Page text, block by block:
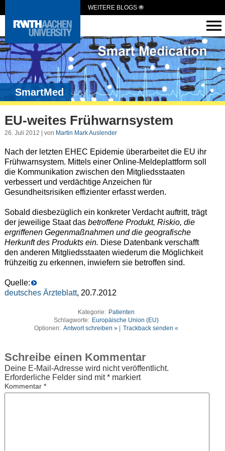
WEITERE BLOGS
SmartMed
EU-weites Frühwarnsystem
26. Juli 2012 | von Martin Mark Auslender
Nach der letzten EHEC Epidemie überarbeitet die EU ihr
Frühwarnsystem. Mittels einer Online-Meldeplattform soll
die Kommunikation zwischen den Mitgliedsstaaten
verbessert und verdächtige Anzeichen für
Gesundheitsrisiken effizienter erfasst werden.
Sobald diesbezüglich ein konkreter Verdacht auftritt, trägt
der jeweilige Staat das betroffene Produkt, Riskio, die
ergriffenen Gegenmaßnahmen und die geografische
Herkunft des Produkts ein. Diese Datenbank verschafft
den anderen Mitgliedsstaaten wiederum die Möglichkeit
frühzeitig zu erkennen, inwiefern sie betroffen sind.
Quelle:
deutsches Ärzteblatt, 20.7.2012
Kategorie: Patienten
Schlagworte: Europäische Union (EU)
Optionen: Antwort schreiben » Trackback senden «
Schreibe einen Kommentar
Deine E-Mail-Adresse wird nicht veröffentlicht.
Erforderliche Felder sind mit*markiert
Kommentar *